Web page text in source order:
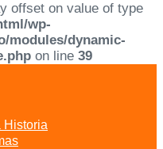
offset on value of type
wp-
modules/dynamic-
on line 39
Historia